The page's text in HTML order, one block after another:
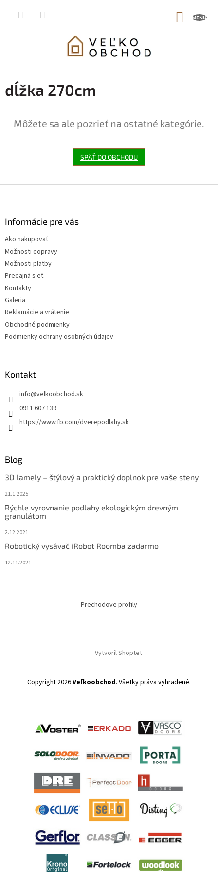
dĺžka 270cm
Môžete sa ale pozrieť na ostatné kategórie.
SPÄŤ DO OBCHODU
Informácie pre vás
Ako nakupovať
Možnosti dopravy
Možnosti platby
Predajná sieť
Kontakty
Galeria
Reklamácie a vrátenie
Obchodné podmienky
Podmienky ochrany osobných údajov
Kontakt
info@velkoobchod.sk
0911 607 139
https://www.fb.com/dverepodlahy.sk
Blog
3D lamely – štýlový a praktický doplnok pre vaše steny
21.1.2025
Rýchle vyrovnanie podlahy ekologickým drevným
granulátom
2.12.2021
Robotický vysávač iRobot Roomba zadarmo
12.11.2021
Prechodove profily
Vytvoril Shoptet
Copyright 2026Veľkoobchod. Všetky práva vyhradené.